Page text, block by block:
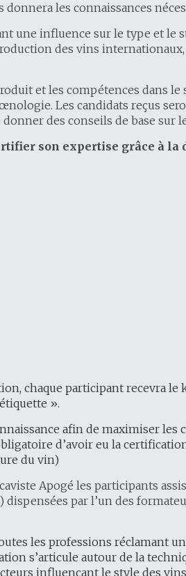
les connaissances
une influence sur le type et le
des vins
et les compétences dans le
Les candidats reçus
des conseils de base sur
son expertise grâce à la
chaque participant recevra le
».
afin de maximiser les
d’avoir eu la
du vin)
Apogé les participants
dispensées par l’un des
les professions réclamant
s’articule autour de la
influençant le style des